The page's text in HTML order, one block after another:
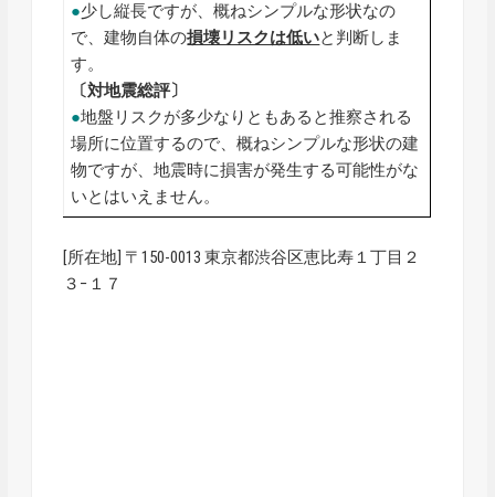
●少し縦長ですが、概ねシンプルな形状なの
で、建物自体の損壊リスクは低いと判断しま
す。
〔対地震総評〕
●地盤リスクが多少なりともあると推察される
場所に位置するので、概ねシンプルな形状の建
物ですが、地震時に損害が発生する可能性がな
いとはいえません。
[所在地] 〒150-0013 東京都渋谷区恵比寿１丁目２
３−１７